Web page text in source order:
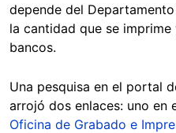
depende del
la cantidad que se
bancos.
Una pesquisa en el portal
arrojó dos enlaces: uno en
Oficina de Grabado e